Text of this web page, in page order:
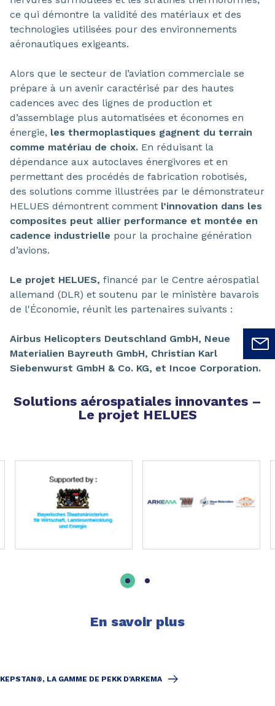
ce qui démontre la validité des matériaux et des
technologies utilisées pour des environnements
aéronautiques exigeants.
Alors que le secteur de l’aviation commerciale se
prépare à un avenir caractérisé par des hautes
cadences avec des lignes de production et
d’assemblage plus automatisées et économes en
énergie, les thermoplastiques gagnent du terrain
comme matériau de choix. En réduisant la
dépendance aux autoclaves énergivores et en
permettant des procédés de fabrication robotisés,
des solutions comme illustrées par le démonstrateur
HELUES démontrent comment l’innovation dans les
composites peut allier performance et montée en
cadence industrielle pour la prochaine génération
d’avions.
Le projet HELUES, financé par le Centre aérospatial
allemand (DLR) et soutenu par le ministère bavarois
de l'Économie, réunit les partenaires suivants :
Airbus Helicopters Deutschland GmbH, Neue
Materialien Bayreuth GmbH, Christian Karl
Siebenwurst GmbH & Co. KG, et Incoe Corporation.
Solutions aérospatiales innovantes –
Le projet HELUES
Page 1 of 3
En savoir plus
KEPSTAN®, LA GAMME DE PEKK D'ARKEMA